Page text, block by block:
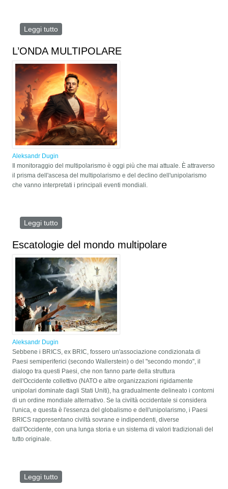
Leggi tutto
L’ONDA MULTIPOLARE
Aleksandr Dugin
Il monitoraggio del multipolarismo è oggi più che mai attuale. È attraverso
il prisma dell'ascesa del multipolarismo e del declino dell'unipolarismo
che vanno interpretati i principali eventi mondiali.
Leggi tutto
Escatologie del mondo multipolare
Aleksandr Dugin
Sebbene i BRICS, ex BRIC, fossero un'associazione condizionata di
Paesi semiperiferici (secondo Wallerstein) o del "secondo mondo", il
dialogo tra questi Paesi, che non fanno parte della struttura
dell'Occidente collettivo (NATO e altre organizzazioni rigidamente
unipolari dominate dagli Stati Uniti), ha gradualmente delineato i contorni
di un ordine mondiale alternativo. Se la civiltà occidentale si considera
l'unica, e questa è l'essenza del globalismo e dell'unipolarismo, i Paesi
BRICS rappresentano civiltà sovrane e indipendenti, diverse
dall'Occidente, con una lunga storia e un sistema di valori tradizionali del
tutto originale.
Leggi tutto